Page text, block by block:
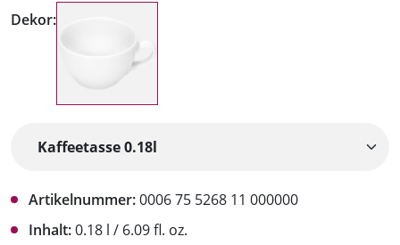
Dekor:
Artikelnummer:0006 75 5268 11 000000
Inhalt:0.18 l / 6.09 fl. oz.